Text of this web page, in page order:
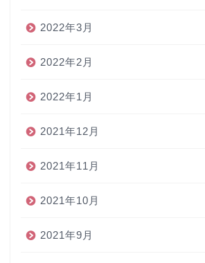
2022年3月
2022年2月
2022年1月
2021年12月
2021年11月
2021年10月
2021年9月